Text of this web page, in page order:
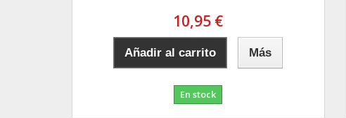
10,95 €
Añadir al carrito Más
En stock